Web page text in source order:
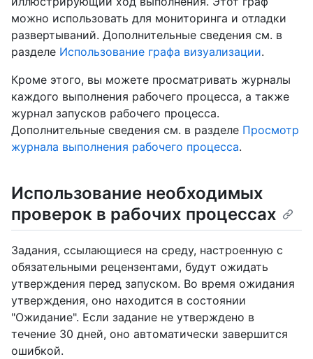
можно использовать для мониторинга и отладки
развертываний. Дополнительные сведения см. в
разделе Использование графа визуализации.
Кроме этого, вы можете просматривать журналы
каждого выполнения рабочего процесса, а также
журнал запусков рабочего процесса.
Дополнительные сведения см. в разделе Просмотр
журнала выполнения рабочего процесса.
Использование необходимых
проверок в рабочих процессах
Задания, ссылающиеся на среду, настроенную с
обязательными рецензентами, будут ожидать
утверждения перед запуском. Во время ожидания
утверждения, оно находится в состоянии
"Ожидание". Если задание не утверждено в
течение 30 дней, оно автоматически завершится
ошибкой.